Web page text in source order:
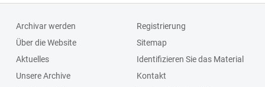
Archivar werden
Über die Website
Aktuelles
Unsere Archive
Registrierung
Sitemap
Identifizieren Sie das Material
Kontakt